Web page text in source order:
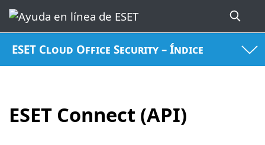
ESET Cloud Office Security – Índice
ESET Connect (API)